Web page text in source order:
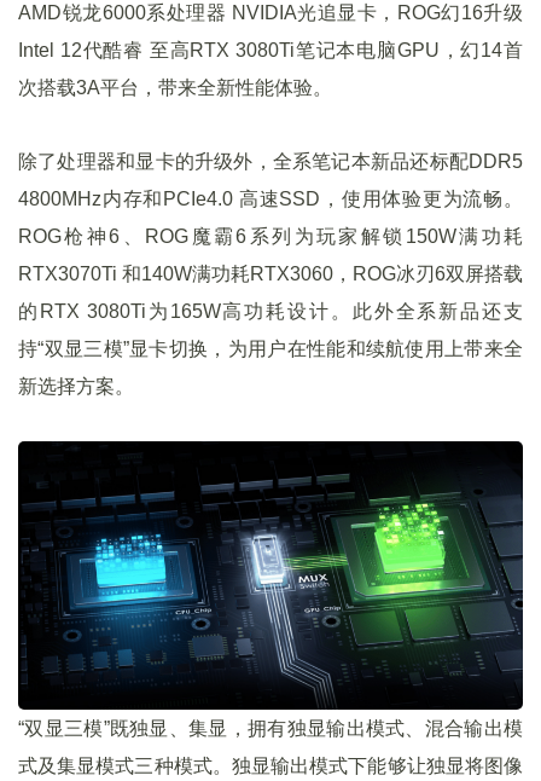
AMD锐龙6000系处理器 NVIDIA光追显卡，ROG幻16升级
Intel 12代酷睿 至高RTX 3080Ti笔记本电脑GPU，幻14首
次搭载3A平台，带来全新性能体验。
除了处理器和显卡的升级外，全系笔记本新品还标配DDR5
4800MHz内存和PCIe4.0 高速SSD，使用体验更为流畅。
ROG枪神6、ROG魔霸6系列为玩家解锁150W满功耗
RTX3070Ti 和140W满功耗RTX3060，ROG冰刃6双屏搭载
的RTX 3080Ti为165W高功耗设计。此外全系新品还支
持“双显三模”显卡切换，为用户在性能和续航使用上带来全
新选择方案。
“双显三模”既独显、集显，拥有独显输出模式、混合输出模
式及集显模式三种模式。独显输出模式下能够让独显将图像